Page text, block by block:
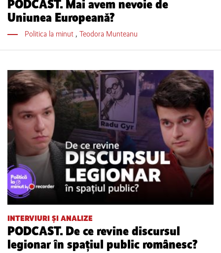
PODCAST. Mai avem nevoie de
Uniunea Europeană?
Politica la minut , Teodora Munteanu
INTERVIURI ȘI ANALIZE
PODCAST. De ce revine discursul
legionar în spațiul public românesc?